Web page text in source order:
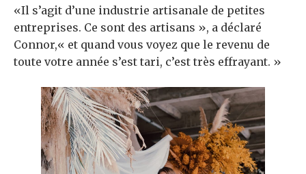
«Il s’agit d’une industrie artisanale de petites
entreprises. Ce sont des artisans », a déclaré
Connor,« et quand vous voyez que le revenu de
toute votre année s’est tari, c’est très effrayant. »